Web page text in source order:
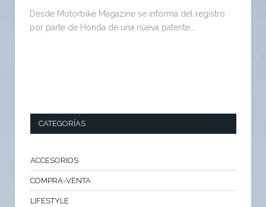
Desde Motorbike Magazine se informa del registro
por parte de Honda de una nueva patente,…
CATEGORÍAS
ACCESORIOS
COMPRA-VENTA
LIFESTYLE